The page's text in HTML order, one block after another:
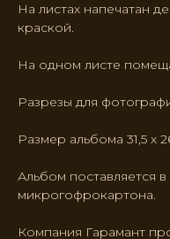
На листах напечатан
краской.
На одном листе
Разрезы для
Размер альбома 31,5 х
Альбом поставляется
микрогофрокартона.
Компания Гарамант